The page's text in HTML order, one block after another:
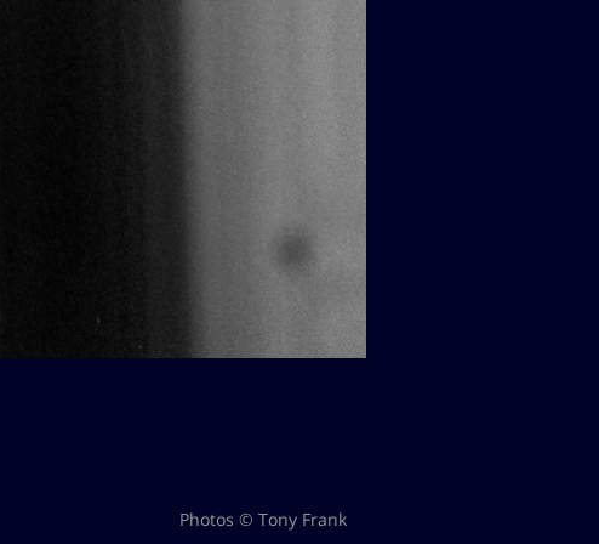
Photos © Tony Frank